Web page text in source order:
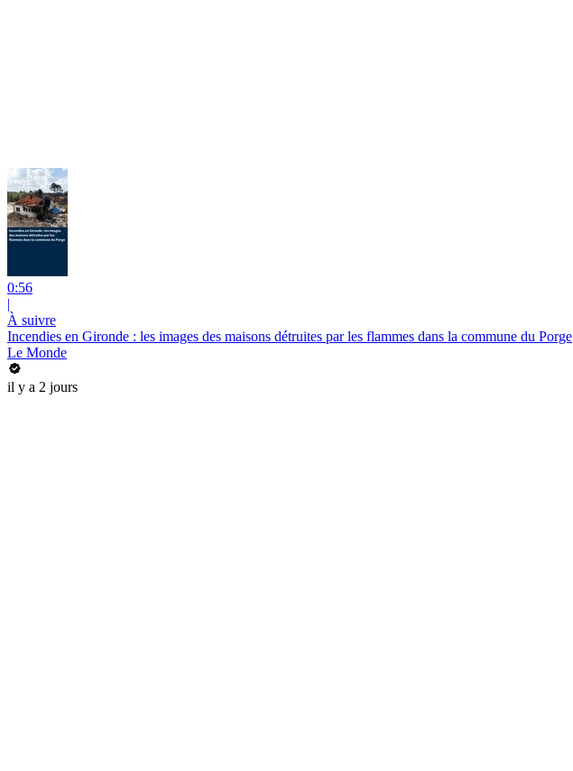
0:56
|
À suivre
Incendies en Gironde : les images des maisons détruites par les flammes dans la commune du Porge
Le Monde
il y a 2 jours